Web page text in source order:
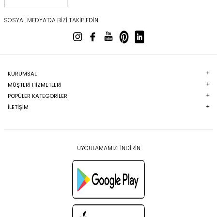
SOSYAL MEDYA’DA BIZI TAKIP EDIN
KURUMSAL
MÜŞTERI HIZMETLERI
POPÜLER KATEGORILER
İLETİŞİM
UYGULAMAMIZI İNDİRİN